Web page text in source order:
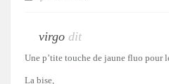
virgo dit
Une p’tite touche de jaune fluo pour
La bise,